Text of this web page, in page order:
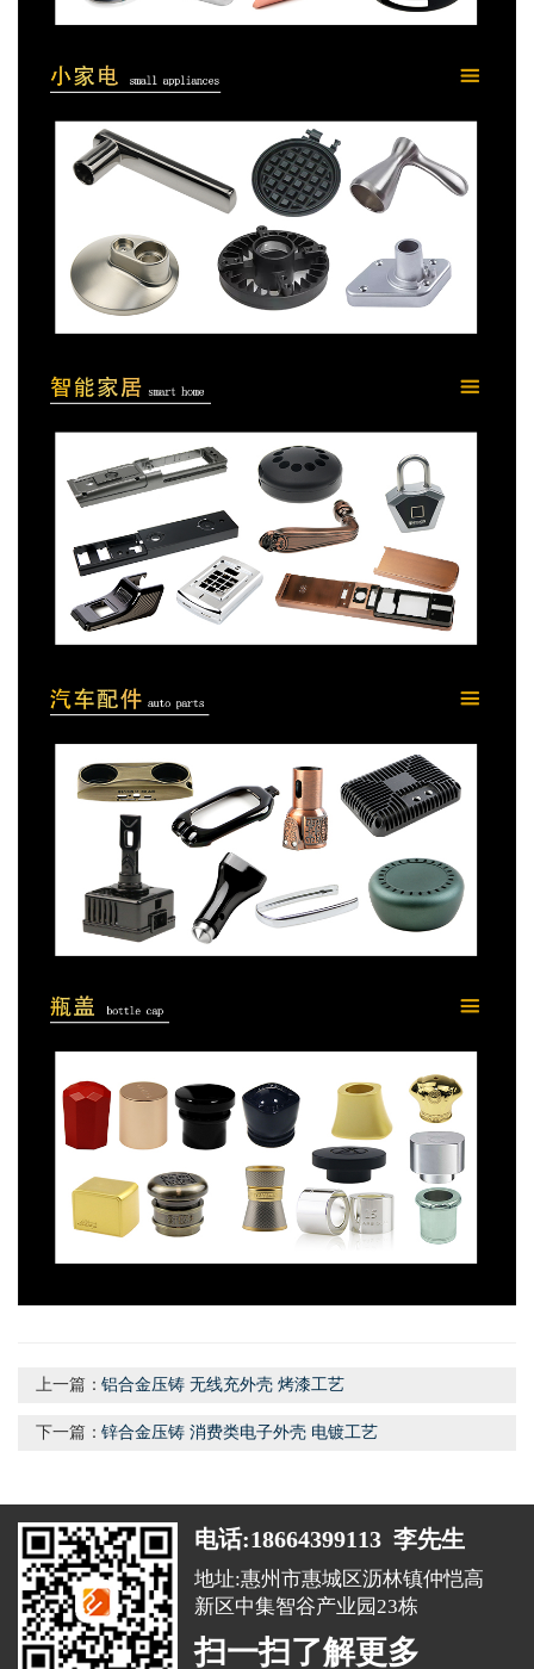
上一篇：铝合金压铸 无线充外壳 烤漆工艺
下一篇：锌合金压铸 消费类电子外壳 电镀工艺
电话:18664399113 李先生
地址:惠州市惠城区沥林镇仲恺高
新区中集智谷产业园23栋
扫一扫了解更多